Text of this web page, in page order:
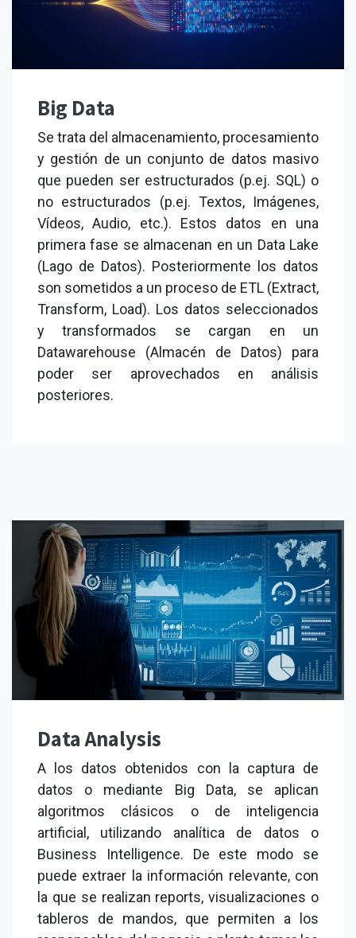
Big Data
Se trata del almacenamiento, procesamiento
y gestión de un conjunto de datos masivo
que pueden ser estructurados (p.ej. SQL) o
no estructurados (p.ej. Textos, Imágenes,
Vídeos, Audio, etc.). Estos datos en una
primera fase se almacenan en un Data Lake
(Lago de Datos). Posteriormente los datos
son sometidos a un proceso de ETL (Extract,
Transform, Load). Los datos seleccionados
y transformados se cargan en un
Datawarehouse (Almacén de Datos) para
poder ser aprovechados en análisis
posteriores.
Data Analysis
A los datos obtenidos con la captura de
datos o mediante Big Data, se aplican
algoritmos clásicos o de inteligencia
artificial, utilizando analítica de datos o
Business Intelligence. De este modo se
puede extraer la información relevante, con
la que se realizan reports, visualizaciones o
tableros de mandos, que permiten a los